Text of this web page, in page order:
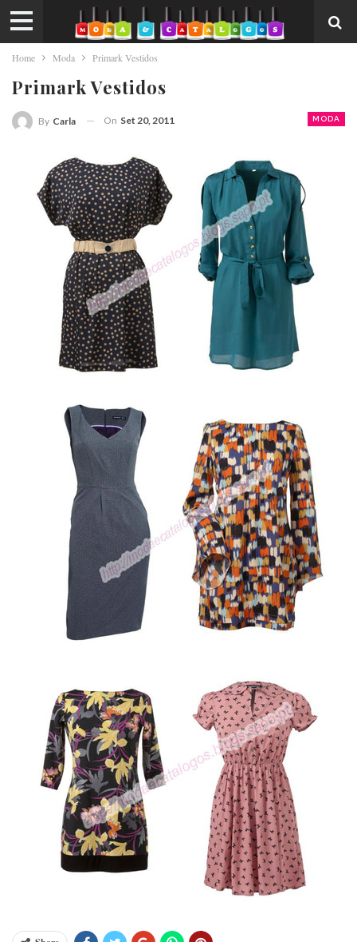
Home Moda Primark Vestidos
Primark Vestidos
MODA
By Carla On Set 20, 2011